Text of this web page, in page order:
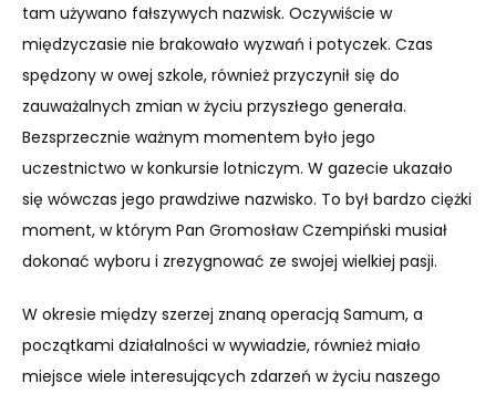
tam używano fałszywych nazwisk. Oczywiście w
międzyczasie nie brakowało wyzwań i potyczek. Czas
spędzony w owej szkole, również przyczynił się do
zauważalnych zmian w życiu przyszłego generała.
Bezsprzecznie ważnym momentem było jego
uczestnictwo w konkursie lotniczym. W gazecie ukazało
się wówczas jego prawdziwe nazwisko. To był bardzo ciężki
moment, w którym Pan Gromosław Czempiński musiał
dokonać wyboru i zrezygnować ze swojej wielkiej pasji.
W okresie między szerzej znaną operacją Samum, a
początkami działalności w wywiadzie, również miało
miejsce wiele interesujących zdarzeń w życiu naszego